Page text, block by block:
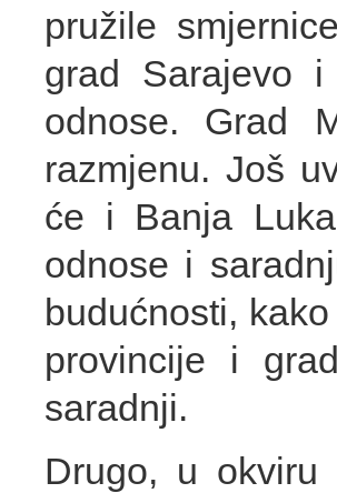
pružile
grad Sarajevo
odnose. Grad
razmjenu. Još
će i Banja
odnose i
budućnosti,
provincije i
saradnji.
Drugo, u okviru